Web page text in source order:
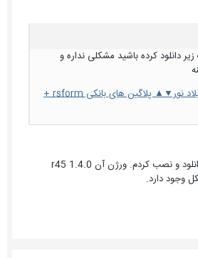
دانلود کرده باشید مشکلی نداره و
هدیه ▼▲ هدیه ویژه میلاد نور▼▲ پلاگین های بانکی rsform +
کامپوننت را از این تایپیک دانلود و نصب کردم. ورژن آن 1.4.0 r45
وجود دارد.